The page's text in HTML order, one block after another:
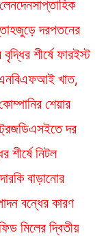
সাপ্তাহিক
দরপতনের
শীর্ষে ফারইস্ট
এনবিএফআই খাত,
শেয়ার
ডিএসইতে দর
শীর্ষে নিটল
বাড়ানোর
বন্ধের কারণ
মিলের দ্বিতীয়